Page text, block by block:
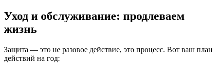
Уход и обслуживание: продлеваем
жизнь
Защита — это не разовое действие, это процесс. Вот ваш план
действий на год: